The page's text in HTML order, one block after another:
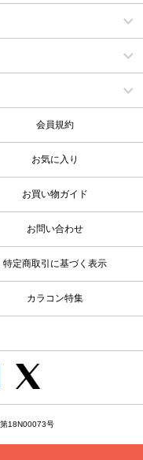
会員規約
お気に入り
お買い物ガイド
お問い合わせ
特定商取引に基づく表示
カラコン特集
18N00073号